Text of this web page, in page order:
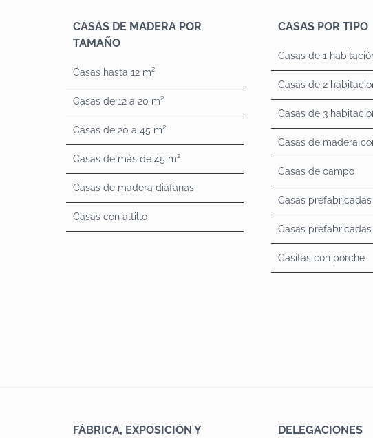
CASAS DE MADERA POR
TAMAÑO
Casas hasta 12 m²
Casas de 12 a 20 m²
Casas de 20 a 45 m²
Casas de más de 45 m²
Casas de madera diáfanas
Casas con altillo
CASAS POR TIPO
Casas de 1
Casas de 2
Casas de 3
Casas de madera
Casas de campo
Casas
Casas
Casitas con porche
FÁBRICA, EXPOSICIÓN Y DELEGACIONES